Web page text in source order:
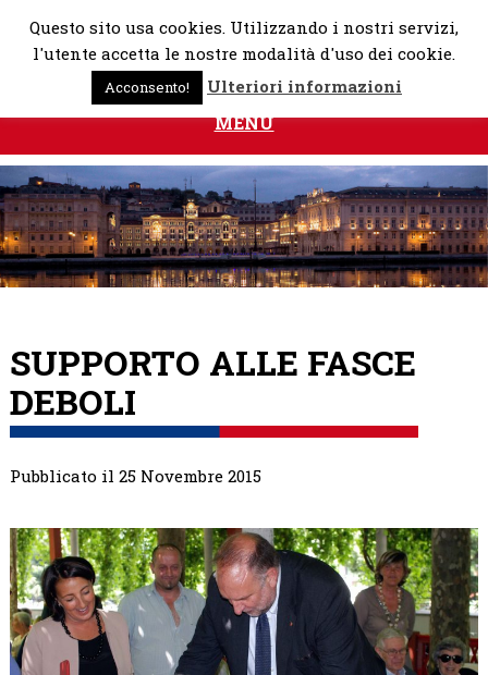
Skip
MENU
SUPPORTO ALLE FASCE
DEBOLI
Pubblicato il 25 Novembre 2015
Questo sito usa cookies. Utilizzando i nostri servizi,
l'utente accetta le nostre modalità d'uso dei cookie.
Acconsento! Ulteriori informazioni